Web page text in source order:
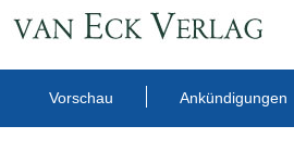
Vorschau Ankündigungen